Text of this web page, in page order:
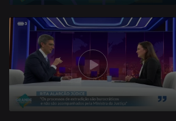
823044